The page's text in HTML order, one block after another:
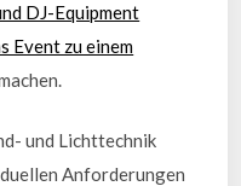
DJ-Equipment
Event zu einem
und Lichttechnik
Anforderungen